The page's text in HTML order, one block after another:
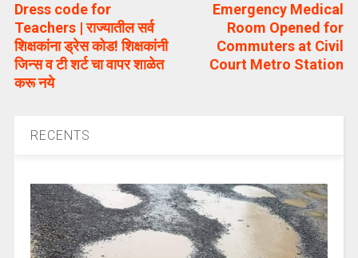
Dress code for
Teachers | राज्यातील सर्व
शिक्षकांना ड्रेस कोड! शिक्षकांनी
जिन्स व टी शर्ट चा वापर शाळेत
करू नये
Emergency Medical
Room Opened for
Commuters at Civil
Court Metro Station
RECENTS